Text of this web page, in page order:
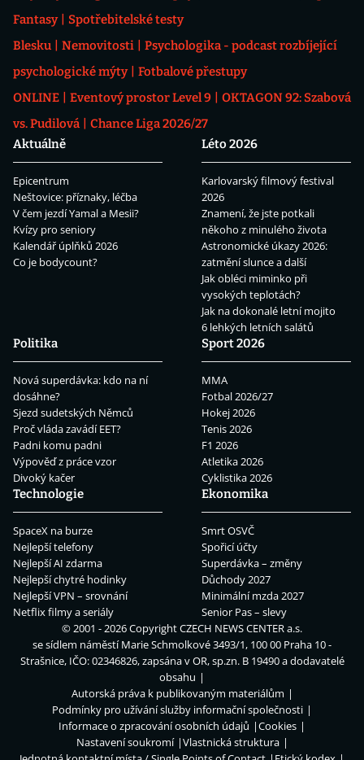
Fantasy
Spotřebitelské testy
Blesku
Nemovitosti
Psychologika - podcast rozbíjející
psychologické mýty
Fotbalové přestupy
ONLINE
Eventový prostor Level 9
OKTAGON 92: Szabová
vs. Pudilová
Chance Liga 2026/27
Aktuálně
Epicentrum
Neštovice: příznaky, léčba
V čem jezdí Yamal a Mesii?
Kvízy pro seniory
Kalendář úplňků 2026
Co je bodycount?
Léto 2026
Karlovarský filmový festival
2026
Znamení, že jste potkali
někoho z minulého života
Astronomické úkazy 2026:
zatmění slunce a další
Jak obléci miminko při
vysokých teplotách?
Jak na dokonalé letní mojito
6 lehkých letních salátů
Politika
Nová superdávka: kdo na ní
dosáhne?
Sjezd sudetských Němců
Proč vláda zavádí EET?
Padni komu padni
Výpověď z práce vzor
Divoký kačer
Sport 2026
MMA
Fotbal 2026/27
Hokej 2026
Tenis 2026
F1 2026
Atletika 2026
Cyklistika 2026
Technologie
SpaceX na burze
Nejlepší telefony
Nejlepší AI zdarma
Nejlepší chytré hodinky
Nejlepší VPN – srovnání
Netflix filmy a seriály
Ekonomika
Smrt OSVČ
Spořicí účty
Superdávka – změny
Důchody 2027
Minimální mzda 2027
Senior Pas – slevy
© 2001 - 2026 CopyrightCZECH NEWS CENTER a.s.
se sídlem náměstí Marie Schmolkové 3493/1, 100 00 Praha 10 -
Strašnice, IČO: 02346826, zapsána v OR, sp.zn. B 19490 a dodavatelé
obsahu
Autorská práva k publikovaným materiálům
Podmínky pro užívání služby informační společnosti
Informace o zpracování osobních údajů
Cookies
Nastavení soukromí
Vlastnická struktura